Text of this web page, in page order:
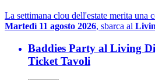
La settimana clou dell'estate merita una
Martedì 11 agosto 2026, sbarca al
Baddies Party al Living
Ticket Tavoli